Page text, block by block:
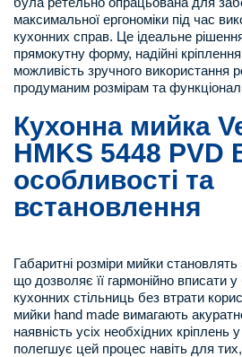
максимальної ергономіки під час
кухонних справ. Це ідеальне
прямокутну форму, надійні
можливість зручного використання
продуманим розмірам та
Кухонна мийка
HMKS 5448 PVD
особливості та
встановлення
Габаритні розміри мийки становлять
що дозволяє її гармонійно вписати
кухонних стільниць без втрати
мийки hand made вимагають
наявність усіх необхідних кріплень
полегшує цей процес навіть для